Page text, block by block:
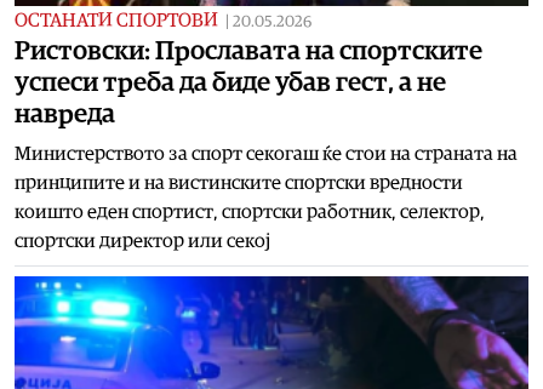
ОСТАНАТИ СПОРТОВИ 20.05.2026
Ристовски: Прославата на спортските
успеси треба да биде убав гест, а не
навреда
Министерството за спорт секогаш ќе стои на страната на
принципите и на вистинските спортски вредности
коишто еден спортист, спортски работник, селектор,
спортски директор или секој